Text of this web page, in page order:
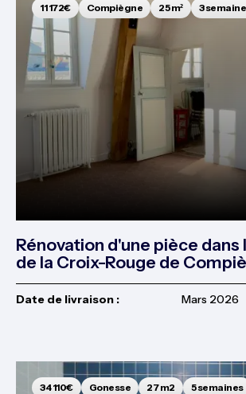
11 172€ Compiègne 25 m² 3
Rénovation d'une pièce dans
de la Croix-Rouge de
Date de livraison : Mars 2026
34 110€ Gonesse 27 m2 5 semaines